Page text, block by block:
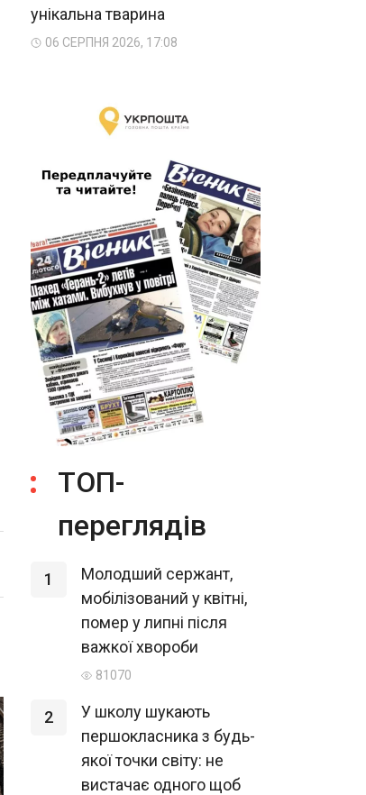
унікальна тварина
06 СЕРПНЯ 2026, 17:08
ТОП-
переглядів
1
Молодший сержант,
мобілізований у квітні,
помер у липні після
важкої хвороби
81070
2
У школу шукають
першокласника з будь-
якої точки світу: не
вистачає одного щоб